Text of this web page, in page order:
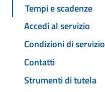
Tempi e scadenze
Accedi al servizio
Condizioni di servizio
Contatti
Strumenti di tutela